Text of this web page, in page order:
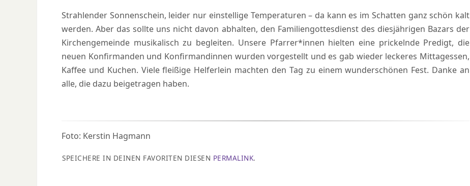
Strahlender Sonnenschein, leider nur einstellige Temperaturen – da kann es im Schatten ganz schön kalt
werden. Aber das sollte uns nicht davon abhalten, den Familiengottesdienst des diesjährigen Bazars der
Kirchengemeinde musikalisch zu begleiten. Unsere Pfarrer*innen hielten eine prickelnde Predigt, die
neuen Konfirmanden und Konfirmandinnen wurden vorgestellt und es gab wieder leckeres Mittagessen,
Kaffee und Kuchen. Viele fleißige Helferlein machten den Tag zu einem wunderschönen Fest. Danke an
alle, die dazu beigetragen haben.
Foto: Kerstin Hagmann
SPEICHERE IN DEINEN FAVORITEN DIESEN PERMALINK.